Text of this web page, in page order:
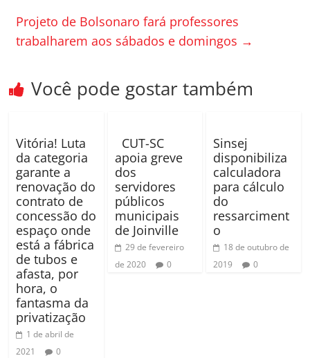
o
k
h
ar
Projeto de Bolsonaro fará professores
trabalharem aos sábados e domingos →
Você pode gostar também
Vitória! Luta
da categoria
garante a
renovação do
contrato de
concessão do
espaço onde
está a fábrica
de tubos e
afasta, por
hora, o
fantasma da
privatização
1 de abril de
2021
0
CUT-SC
apoia greve
dos
servidores
públicos
municipais
de Joinville
29 de fevereiro
de 2020
0
Sinsej
disponibiliza
calculadora
para cálculo
do
ressarciment
o
18 de outubro de
2019
0